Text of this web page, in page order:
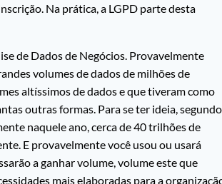
Na prática, a LGPD parte desta
de Dados de Negócios. Provavelmente
volumes de dados de milhões de
altíssimos de dados e que tiveram como
outras formas. Para se ter ideia, segundo
naquele ano, cerca de 40 trilhões de
E provavelmente você usou ou usará
a ganhar volume, volume este que
mais elaboradas para a